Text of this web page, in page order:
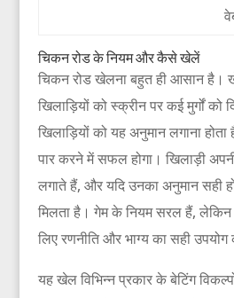
चिकन रोड के नियम और कैसे खेलें
चिकन रोड खेलना बहुत ही आसान
खिलाड़ियों को स्क्रीन पर कई मुर्गों को
खिलाड़ियों को यह अनुमान लगाना
पार करने में सफल होगा। खिलाड़ी
लगाते हैं, और यदि उनका अनुमान सही
मिलता है। गेम के नियम सरल हैं, लेकिन
लिए रणनीति और भाग्य का सही उपयोग
यह खेल विभिन्न प्रकार के बेटिंग